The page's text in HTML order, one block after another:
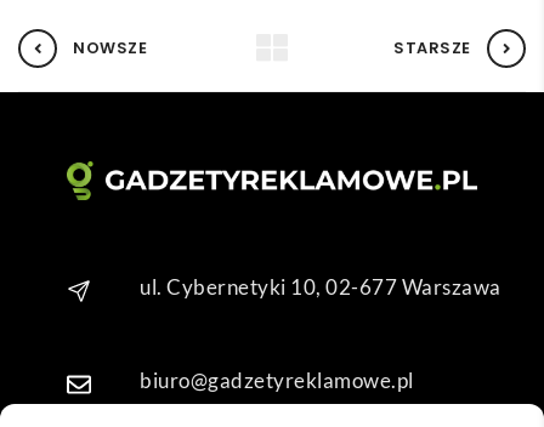
NOWSZE STARSZE
ul. Cybernetyki 10, 02-677 Warszawa
biuro@gadzetyreklamowe.pl